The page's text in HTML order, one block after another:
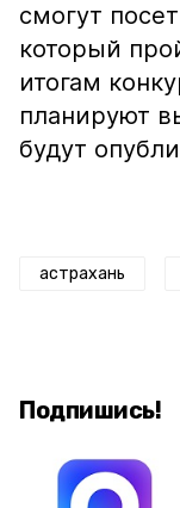
смогут
который
итогам
планируют
будут
астрахань
Подпишись!